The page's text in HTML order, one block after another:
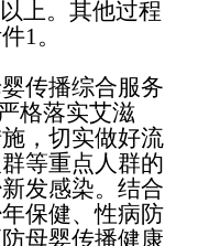
上。其他过程
1。
传播综合服务
格落实艾滋
，切实做好流
等重点人群的
发感染。结合
保健、性病防
母婴传播健康